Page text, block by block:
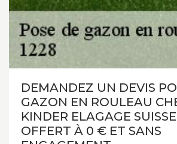
DEMANDEZ UN DEVIS
GAZON EN ROULEAU
KINDER ELAGAGE SUISSE
OFFERT À 0 € ET SANS